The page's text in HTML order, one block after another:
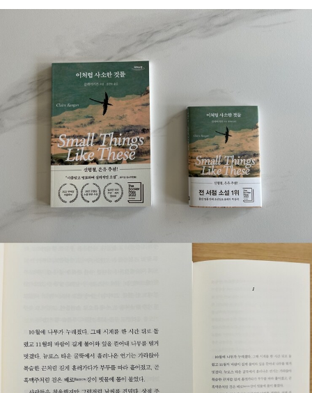
할리스 대장》을 출판했다. 그리스 정교회는 이 책의 내용 일부가 신성
모독을 범했다고 비판했다. 《최후의 유혹》도 그리스 정교회와 로마
가톨릭 양쪽에게서 비판당하고 로마 가톨릭 금서로 지정되었다. 195
7년 6월, 중국을 여행하던 중에 전염병 백신을 맞고 생긴 후유증이
악화되어 10월 26일에 숨을 거두었다.
곰 이야기 10권 시리즈》, 《꿀별·꿀이 이야기 10권 시리즈》 등이 있
고, 옮긴 책으로는 《라루스 바다백과》, 《라루스 동물백과》, 《라루스
식물백과》, 《자연 현상과 재난》, 《우리 지구를 생각하는 철학 초콜릿
3》 등 많은 책이 있습니다.